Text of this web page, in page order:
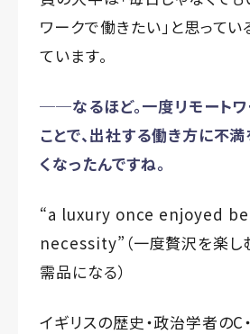
ワークで働きたい」と思って
ています。
──なるほど。一度リモート
ことで、出社する働き方に不
くなったんですね。
“a luxury once enjoyed
necessity” （一度贅沢を楽し
需品になる）
イギリスの歴史・政治学者のC